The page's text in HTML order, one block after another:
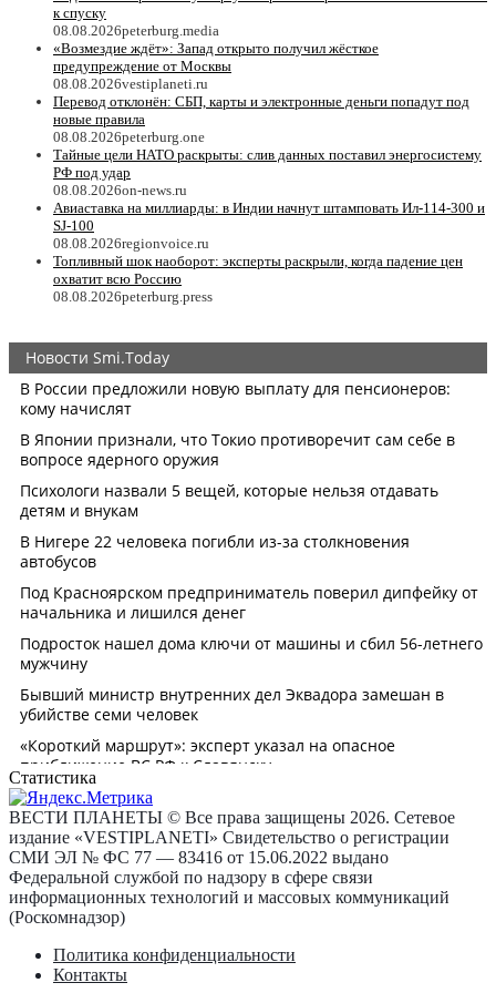
к спуску
08.08.2026peterburg.media
«Возмездие ждёт»: Запад открыто получил жёсткое
предупреждение от Москвы
08.08.2026vestiplaneti.ru
Перевод отклонён: СБП, карты и электронные деньги попадут под
новые правила
08.08.2026peterburg.one
Тайные цели НАТО раскрыты: слив данных поставил энергосистему
РФ под удар
08.08.2026on-news.ru
Авиаставка на миллиарды: в Индии начнут штамповать Ил‑114‑300 и
SJ‑100
08.08.2026regionvoice.ru
Топливный шок наоборот: эксперты раскрыли, когда падение цен
охватит всю Россию
08.08.2026peterburg.press
Статистика
ВЕСТИ ПЛАНЕТЫ © Все права защищены 2026. Сетевое
издание «VESTIPLANETI» Свидетельство о регистрации
СМИ ЭЛ № ФС 77 — 83416 от 15.06.2022 выдано
Федеральной службой по надзору в сфере связи
информационных технологий и массовых коммуникаций
(Роскомнадзор)
Политика конфиденциальности
Контакты